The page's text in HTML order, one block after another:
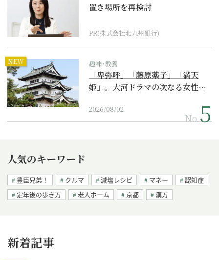
置き場所を再検討
PR(株式会社北九州銀行)
NEW 趣味･教養
「卑弥呼」「藤原薬子」「満天
姫」。大河ドラマの次なる女性…
2026/08/02
No.
人気のキーワード
豊臣兄弟！ クルマ 減塩レシピ マネー
認知症
定年後の歩き方
老人ホーム 京都 漢方
新着記事